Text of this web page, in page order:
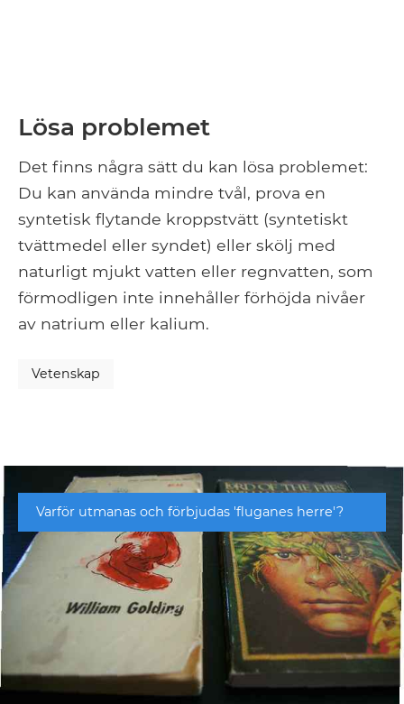
Lösa problemet
Det finns några sätt du kan lösa problemet:
Du kan använda mindre tvål, prova en
syntetisk flytande kroppstvätt (syntetiskt
tvättmedel eller syndet) eller skölj med
naturligt mjukt vatten eller regnvatten, som
förmodligen inte innehåller förhöjda nivåer
av natrium eller kalium.
Vetenskap
Varför utmanas och förbjudas 'fluganes herre'?